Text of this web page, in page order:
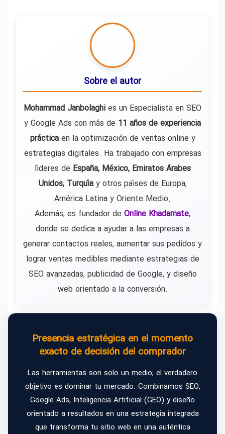
Sobre el autor
Mohammad Janbolaghi es un Especialista en SEO
y Google Ads con más de 11 años de experiencia
prácticaen la optimización de ventas online y
estrategias digitales. Ha trabajado con empresas
líderes de España, México, Emiratos Árabes
Unidos, Turquíay otros países de Europa,
América Latina y Oriente Medio.
Además, es fundador de Online Khadamate,
donde se dedica a ayudar a las empresas a
generar contactos reales, aumentar sus pedidos y
lograr ventas medibles mediante estrategias de
SEO avanzadas, publicidad de Google, y diseño
web orientado a la conversión.
Presencia estratégica en el momento
exacto de decisión del comprador
Las herramientas son solo un medio; el verdadero
objetivo es dominar tu mercado. Combinamos SEO,
Google Ads, Inteligencia Artificial (GEO) y diseño
orientado a resultados en una estrategia integrada
que transforma tu sitio web en una auténtica